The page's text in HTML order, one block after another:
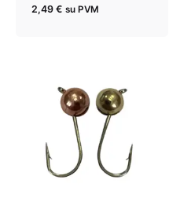
2,49 € su PVM